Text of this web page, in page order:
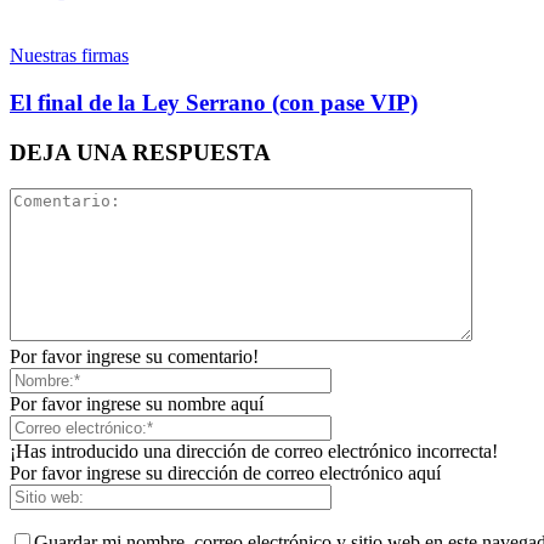
Nuestras firmas
El final de la Ley Serrano (con pase VIP)
DEJA UNA RESPUESTA
Por favor ingrese su comentario!
Por favor ingrese su nombre aquí
¡Has introducido una dirección de correo electrónico incorrecta!
Por favor ingrese su dirección de correo electrónico aquí